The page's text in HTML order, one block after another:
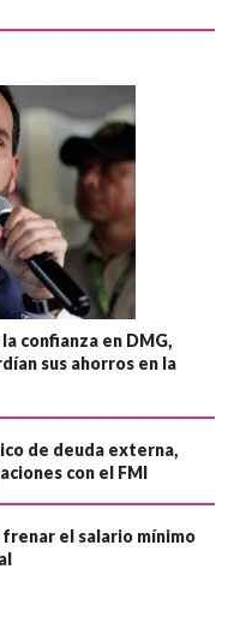
confianza en DMG,
sus ahorros en la
de deuda externa,
con el FMI
el salario mínimo